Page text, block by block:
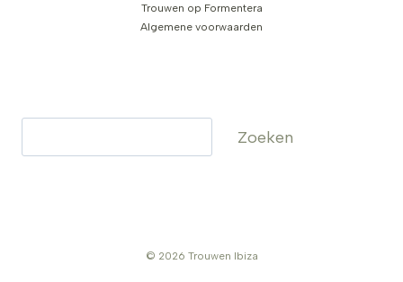
Trouwen op Formentera
Algemene voorwaarden
Zoeken
© 2026 Trouwen Ibiza